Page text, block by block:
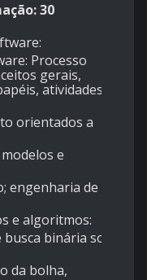
30
Processo
gerais,
atividades e
orientados a
e
engenharia de
e algoritmos:
binária sobre
da bolha,